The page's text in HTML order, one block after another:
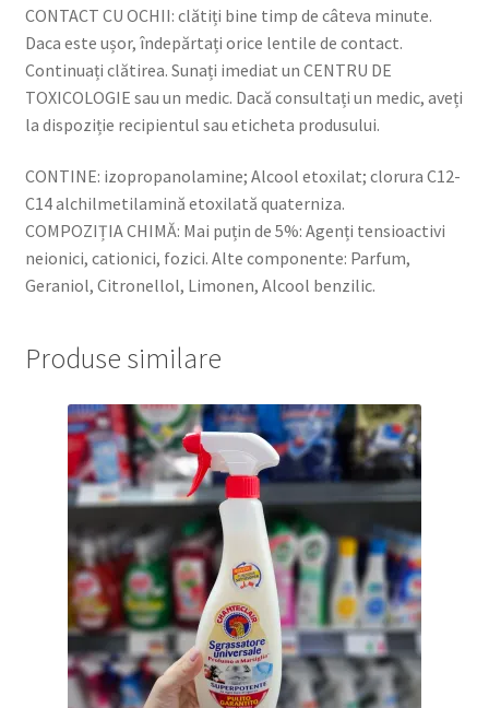
CONTACT CU OCHII: clătiți bine timp de câteva minute.
Daca este ușor, îndepărtați orice lentile de contact.
Continuați clătirea. Sunați imediat un CENTRU DE
TOXICOLOGIE sau un medic. Dacă consultați un medic, aveți
la dispoziție recipientul sau eticheta produsului.
CONTINE: izopropanolamine; Alcool etoxilat; clorura C12-
C14 alchilmetilamină etoxilată quaterniza.
COMPOZIȚIA CHIMĂ: Mai puțin de 5%: Agenți tensioactivi
neionici, cationici, fozici. Alte componente: Parfum,
Geraniol, Citronellol, Limonen, Alcool benzilic.
Produse similare